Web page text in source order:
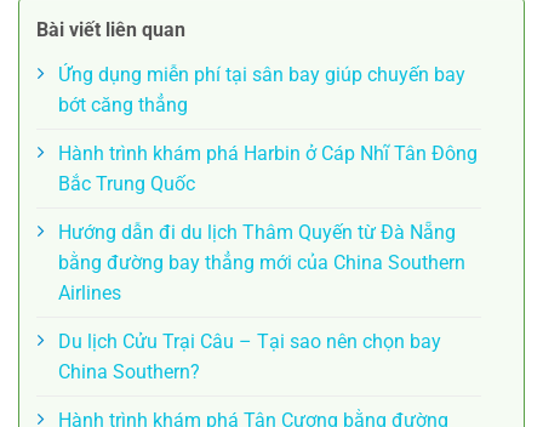
Bài viết liên quan
Ứng dụng miễn phí tại sân bay giúp chuyến bay
bớt căng thẳng
Hành trình khám phá Harbin ở Cáp Nhĩ Tân Đông
Bắc Trung Quốc
Hướng dẫn đi du lịch Thâm Quyến từ Đà Nẵng
bằng đường bay thẳng mới của China Southern
Airlines
Du lịch Cửu Trại Câu – Tại sao nên chọn bay
China Southern?
Hành trình khám phá Tân Cương bằng đường